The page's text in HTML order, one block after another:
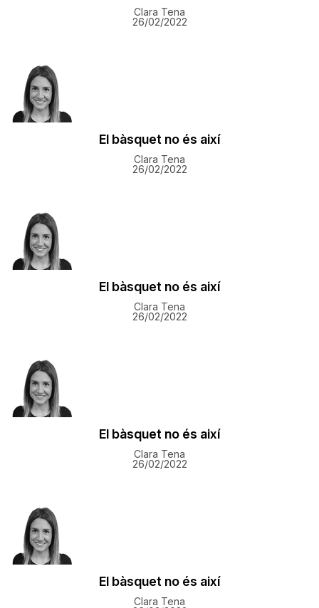
Clara Tena
26/02/2022
El bàsquet no és així
Clara Tena
26/02/2022
El bàsquet no és així
Clara Tena
26/02/2022
El bàsquet no és així
Clara Tena
26/02/2022
El bàsquet no és així
Clara Tena